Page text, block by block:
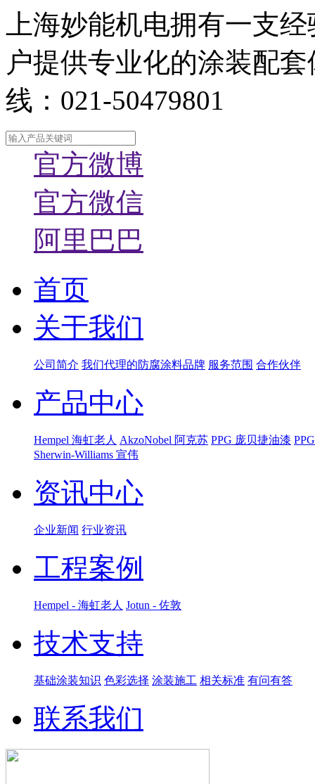
上海妙能机电拥有一支
户提供专业化的涂装配
线：021-50479801
官方微博
官方微信
阿里巴巴
首页
关于我们
公司简介 我们代理的防腐涂料品牌 服务范围 合作伙伴
产品中心
Hempel 海虹老人 AkzoNobel 阿克苏 PPG 庞贝捷油漆
Sherwin-Williams 宣伟
资讯中心
企业新闻 行业资讯
工程案例
Hempel - 海虹老人 Jotun - 佐敦
技术支持
基础涂装知识 色彩选择 涂装施工 相关标准 有问有答
联系我们